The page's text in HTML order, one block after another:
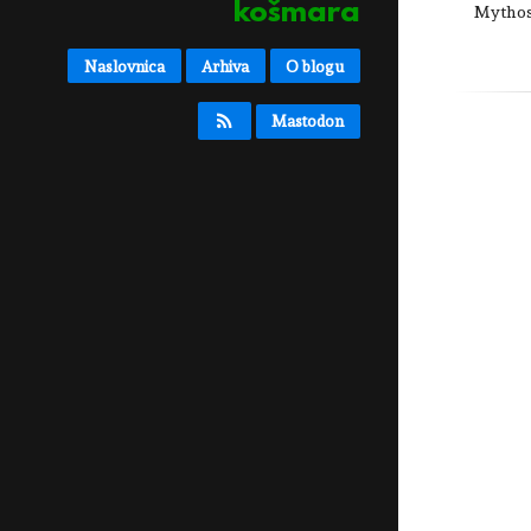
košmara
Naslovnica Arhiva O blogu
Mastodon